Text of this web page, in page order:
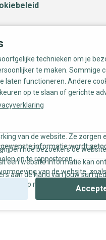
technieken om je
te maken. Sommige
laten functioneren. Andere
op te slaan of gerichte
van de website. Ze zorgen
informatie wordt
hoe bezoekers de
en te rapporteren.
een website informatie kan
van de website,
aan de hand van jouw
en op maat gemaakte